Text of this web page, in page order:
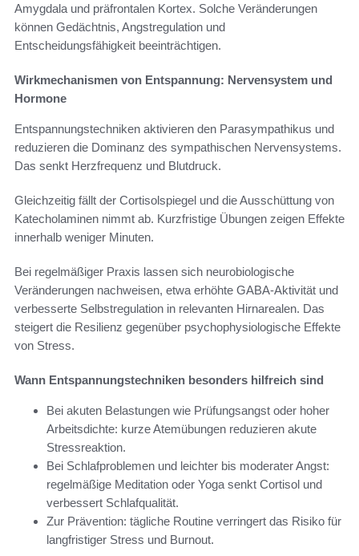
Amygdala und präfrontalen Kortex. Solche Veränderungen
können Gedächtnis, Angstregulation und
Entscheidungsfähigkeit beeinträchtigen.
Wirkmechanismen von Entspannung: Nervensystem und
Hormone
Entspannungstechniken aktivieren den Parasympathikus und
reduzieren die Dominanz des sympathischen Nervensystems.
Das senkt Herzfrequenz und Blutdruck.
Gleichzeitig fällt der Cortisolspiegel und die Ausschüttung von
Katecholaminen nimmt ab. Kurzfristige Übungen zeigen Effekte
innerhalb weniger Minuten.
Bei regelmäßiger Praxis lassen sich neurobiologische
Veränderungen nachweisen, etwa erhöhte GABA-Aktivität und
verbesserte Selbstregulation in relevanten Hirnarealen. Das
steigert die Resilienz gegenüber psychophysiologische Effekte
von Stress.
Wann Entspannungstechniken besonders hilfreich sind
Bei akuten Belastungen wie Prüfungsangst oder hoher
Arbeitsdichte: kurze Atemübungen reduzieren akute
Stressreaktion.
Bei Schlafproblemen und leichter bis moderater Angst:
regelmäßige Meditation oder Yoga senkt Cortisol und
verbessert Schlafqualität.
Zur Prävention: tägliche Routine verringert das Risiko für
langfristiger Stress und Burnout.